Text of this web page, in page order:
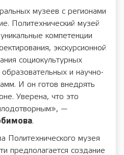
музеев с регионами
Политехнический музей
компетенции
экскурсионной
социокультурных
и научно-
И он готов внедрять
Уверена, что это
—
.
Политехнического музея
предполагается создание